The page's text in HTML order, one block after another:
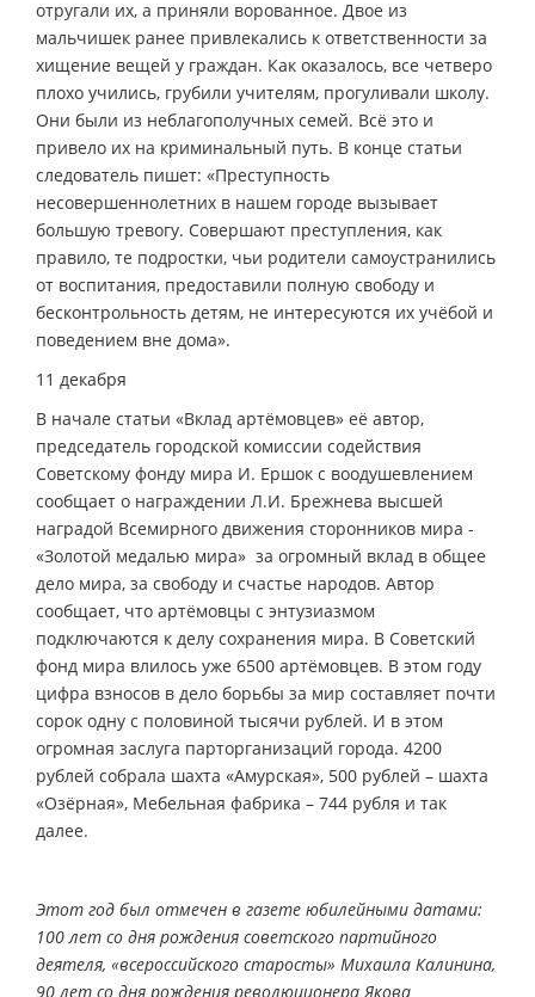
отругали их, а приняли ворованное. Двое из
мальчишек ранее привлекались к ответственности за
хищение вещей у граждан. Как оказалось, все четверо
плохо учились, грубили учителям, прогуливали школу.
Они были из неблагополучных семей. Всё это и
привело их на криминальный путь. В конце статьи
следователь пишет: «Преступность
несовершеннолетних в нашем городе вызывает
большую тревогу. Совершают преступления, как
правило, те подростки, чьи родители самоустранились
от воспитания, предоставили полную свободу и
бесконтрольность детям, не интересуются их учёбой и
поведением вне дома».
11 декабря
В начале статьи «Вклад артёмовцев» её автор,
председатель городской комиссии содействия
Советскому фонду мира И. Ершок с воодушевлением
сообщает о награждении Л.И. Брежнева высшей
наградой Всемирного движения сторонников мира ­
«Золотой медалью мира» ­ за огромный вклад в общее
дело мира, за свободу и счастье народов. Автор
сообщает, что артёмовцы с энтузиазмом
подключаются к делу сохранения мира. В Советский
фонд мира влилось уже 6500 артёмовцев. В этом году
цифра взносов в дело борьбы за мир составляет почти
сорок одну с половиной тысячи рублей. И в этом
огромная заслуга парторганизаций города. 4200
рублей собрала шахта «Амурская», 500 рублей – шахта
«Озёрная», Мебельная фабрика – 744 рубля и так
далее.
Этот год был отмечен в газете юбилейными датами:
100 лет со дня рождения советского партийного
деятеля, «всероссийского старосты» Михаила Калинина,
90 лет со дня рождения революционера Якова